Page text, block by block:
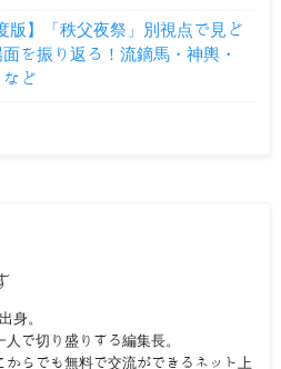
版】「秩父夜祭」別視点で見ど
を振り返る！流鏑馬・神輿・
ど
身。
人で切り盛りする編集長。
からでも無料で交流ができるネット上